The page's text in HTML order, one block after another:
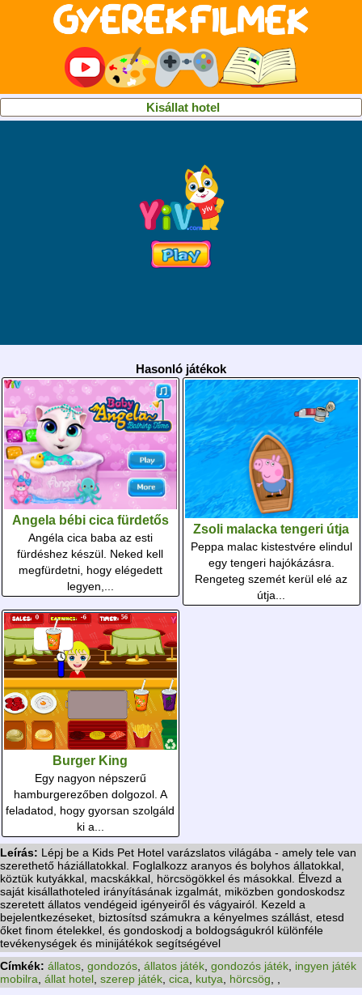
Kisállat hotel
Hasonló játékok
Angela bébi cica fürdetős
Angéla cica baba az esti
fürdéshez készül. Neked kell
megfürdetni, hogy elégedett
legyen,...
Zsoli malacka tengeri útja
Peppa malac kistestvére elindul
egy tengeri hajókázásra.
Rengeteg szemét kerül elé az
útja...
Burger King
Egy nagyon népszerű
hamburgerezőben dolgozol. A
feladatod, hogy gyorsan szolgáld
ki a...
Leírás: Lépj be a Kids Pet Hotel varázslatos világába - amely tele van
szerethető háziállatokkal. Foglalkozz aranyos és bolyhos állatokkal,
köztük kutyákkal, macskákkal, hörcsögökkel és másokkal. Élvezd a
saját kisállathoteled irányításának izgalmát, miközben gondoskodsz
szeretett állatos vendégeid igényeiről és vágyairól. Kezeld a
bejelentkezéseket, biztosítsd számukra a kényelmes szállást, etesd
őket finom ételekkel, és gondoskodj a boldogságukról különféle
tevékenységek és minijátékok segítségével
Címkék: állatos gondozós állatos játék gondozós játék ingyen játék
mobilra állat hotel szerep játék cica kutya hörcsög